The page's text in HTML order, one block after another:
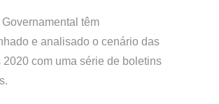
têm
e analisado o cenário das
2020 com uma série de boletins